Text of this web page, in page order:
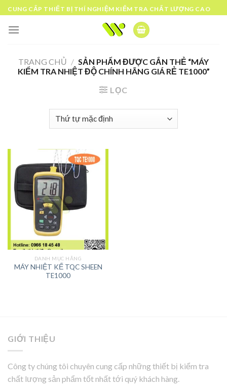
Skip
to
content
CUNG CẤP THIẾT BỊ THÍ NGHIỆM KIỂM TRA CHẤT LƯỢNG CAO
TRANG CHỦ / SẢN PHẨM ĐƯỢC GẮN THẺ “MÁY
KIỂM TRA NHIỆT ĐỘ CHÍNH HÃNG GIÁ RẺ TE1000”
LỌC
DANH MỤC HÃNG
MÁY NHIỆT KẾ TQC SHEEN
TE1000
GIỚI THIỆU
Công ty chúng tôi chuyên cung cấp những thiết bị kiểm tra
chất lượng sản phẩm tốt nhất tới quý khách hàng.